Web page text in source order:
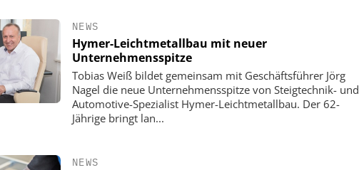
NEWS
Hymer-Leichtmetallbau mit neuer
Unternehmensspitze
Tobias Weiß bildet gemeinsam mit Geschäftsführer Jörg
Nagel die neue Unternehmensspitze von Steigtechnik- und
Automotive-Spezialist Hymer-Leichtmetallbau. Der 62-
Jährige bringt lan...
NEWS